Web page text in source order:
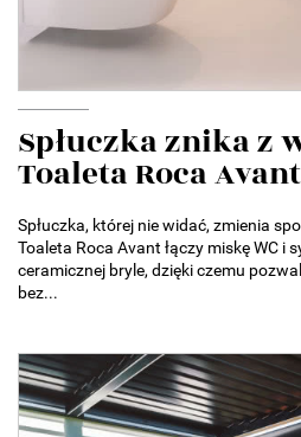
Spłuczka znika z
Toaleta Roca
Spłuczka, której nie widać, zmienia
Toaleta Roca Avant łączy miskę WC i
ceramicznej bryle, dzięki czemu
bez...